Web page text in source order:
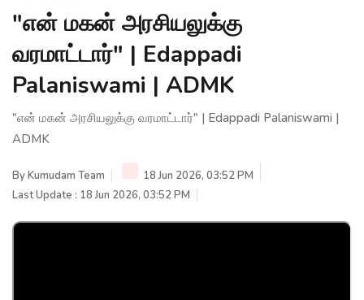
"என் மகன் அரசியலுக்கு
வரமாட்டார்" | Edappadi
Palaniswami | ADMK
"என் மகன் அரசியலுக்கு வரமாட்டார்" | Edappadi Palaniswami |
ADMK
ByKumudam Team
18 Jun 2026, 03:52 PM
Last Update : 18 Jun 2026, 03:52 PM